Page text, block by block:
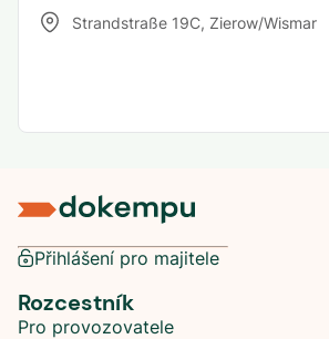
Strandstraße 19C, Zierow/Wismar
Přihlášení pro majitele
Rozcestník
Pro provozovatele